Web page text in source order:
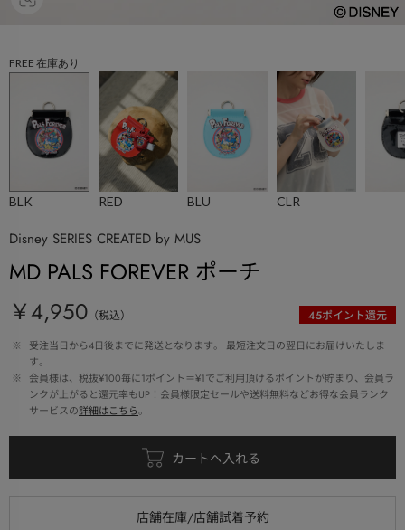
FREE 在庫あり
BLK RED BLU CLR
Disney SERIES CREATED by MUS
MD PALS FOREVER ポーチ
￥4,950 （税込） 45ポイント還元
※
受注当日から4日後までに発送となります。 最短注文日の翌日にお届けいたしま
す。
※
会員様は、税抜¥100毎に1ポイント＝¥1でご利用頂けるポイントが貯まり、会員ラ
ンクが上がると還元率もUP！会員様限定セールや送料無料などお得な会員ランク
サービスの詳細はこちら。